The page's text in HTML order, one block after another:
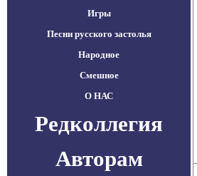
Игры
Песни русского застолья
Народное
Смешное
О НАС
Редколлегия
Авторам